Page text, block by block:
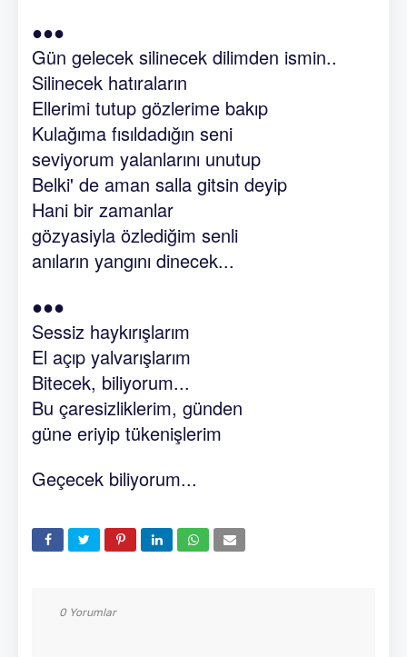
●●●
Gün gelecek silinecek dilimden ismin..
Silinecek hatıraların
Ellerimi tutup gözlerime bakıp
Kulağıma fısıldadığın seni
seviyorum yalanlarını unutup
Belki' de aman salla gitsin deyip
Hani bir zamanlar
gözyasiyla özlediğim senli
anıların yangını dinecek...
●●●
Sessiz haykırışlarım
El açıp yalvarışlarım
Bitecek, biliyorum...
Bu çaresizliklerim, günden
güne eriyip tükenişlerim
Geçecek biliyorum...
0 Yorumlar